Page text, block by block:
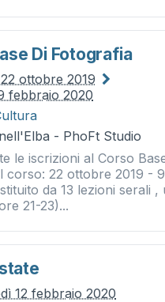
Di Fotografia
ottobre 2019
febbraio 2020
- PhoFt Studio
le iscrizioni al Corso
corso: 22 ottobre 2019 -
da 13 lezioni serali ,
21-23)...
12 febbraio 2020